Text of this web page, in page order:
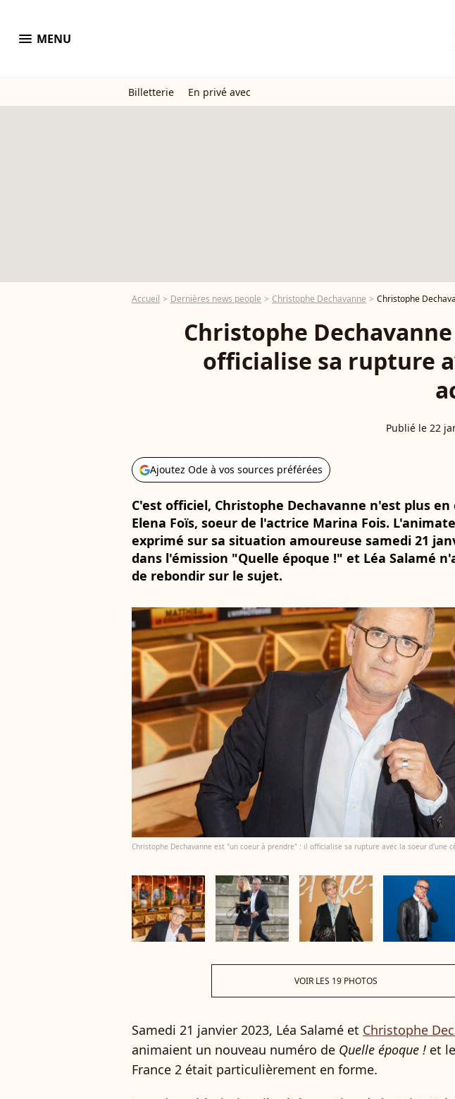
menu MENU
Billetterie En privé avec
Accueil Dernières news people Christophe Dechavanne Christophe
Christophe
officialise sa rupture
Publié le 22
Ajoutez Ode à vos sources préférées
C'est officiel, Christophe Dechavanne n'est plus en
Elena Foïs, soeur de l'actrice Marina Fois.
exprimé sur sa situation amoureuse samedi 21
dans l'émission "Quelle époque !" et Léa Salamé
de rebondir sur le sujet.
Christophe Dechavanne est "un coeur à prendre" : il officialise sa rupture avec la soeur d'une
VOIR LES 19 PHOTOS
Samedi 21 janvier 2023, Léa Salamé et Christophe
animaient un nouveau numéro de Quelle époque ! et
France 2 était particulièrement en forme.